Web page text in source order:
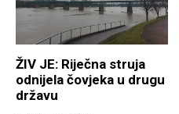
ŽIV JE: Riječna struja
odnijela čovjeka u drugu
državu